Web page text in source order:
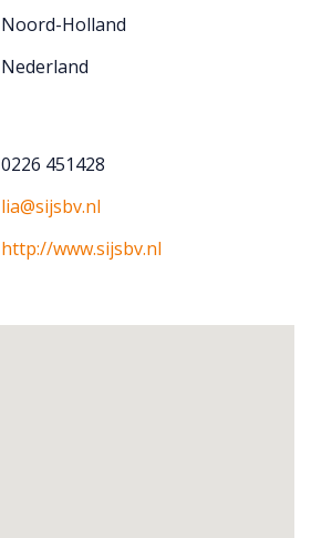
Noord-Holland
Nederland
0226 451428
lia@sijsbv.nl
http://www.sijsbv.nl